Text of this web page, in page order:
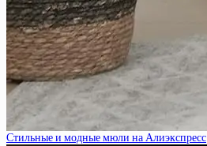
Стильные и модные мюли на Алиэкспресс